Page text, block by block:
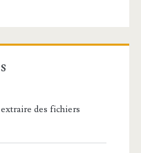
des fichiers